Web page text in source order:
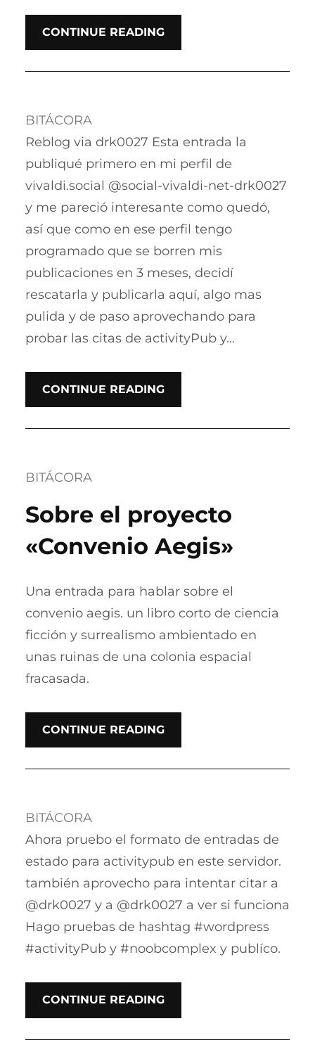
CONTINUE READING
BITÁCORA
Reblog via drk0027 Esta entrada la
publiqué primero en mi perfil de
vivaldi.social @social-vivaldi-net-drk0027
y me pareció interesante como quedó,
así que como en ese perfil tengo
programado que se borren mis
publicaciones en 3 meses, decidí
rescatarla y publicarla aquí, algo mas
pulida y de paso aprovechando para
probar las citas de activityPub y…
CONTINUE READING
BITÁCORA
Sobre el proyecto
«Convenio Aegis»
Una entrada para hablar sobre el
convenio aegis. un libro corto de ciencia
ficción y surrealismo ambientado en
unas ruinas de una colonia espacial
fracasada.
CONTINUE READING
BITÁCORA
Ahora pruebo el formato de entradas de
estado para activitypub en este servidor.
también aprovecho para intentar citar a
@drk0027 y a @drk0027 a ver si funciona
Hago pruebas de hashtag #wordpress
#activityPub y #noobcomplex y publíco.
CONTINUE READING